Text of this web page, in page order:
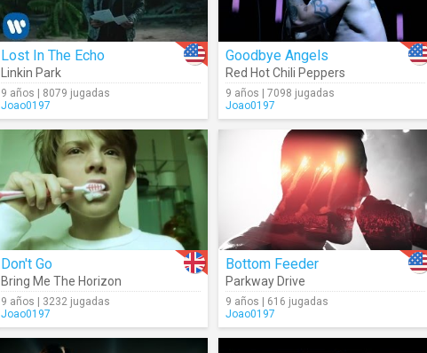
Lost In The Echo
Linkin Park
9 años | 8079 jugadas
Joao0197
Goodbye Angels
Red Hot Chili Peppers
9 años | 7098 jugadas
Joao0197
Don't Go
Bring Me The Horizon
9 años | 3232 jugadas
Joao0197
Bottom Feeder
Parkway Drive
9 años | 616 jugadas
Joao0197